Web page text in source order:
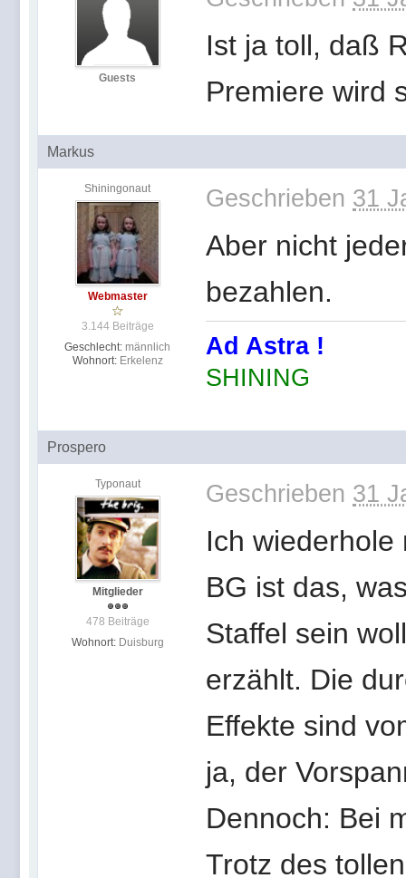
Guests
Ist ja toll, daß
Premiere wird
Markus
Shiningonaut
Webmaster
3.144 Beiträge
Geschlecht: männlich
Wohnort: Erkelenz
Geschrieben 31
Aber nicht
bezahlen.
Ad Astra !
SHINING
Prospero
Typonaut
Mitglieder
478 Beiträge
Wohnort: Duisburg
Geschrieben 31
Ich
BG ist das,
Staffel sein
erzählt. Die
Effekte sind
ja, der
Dennoch: Bei
Trotz des